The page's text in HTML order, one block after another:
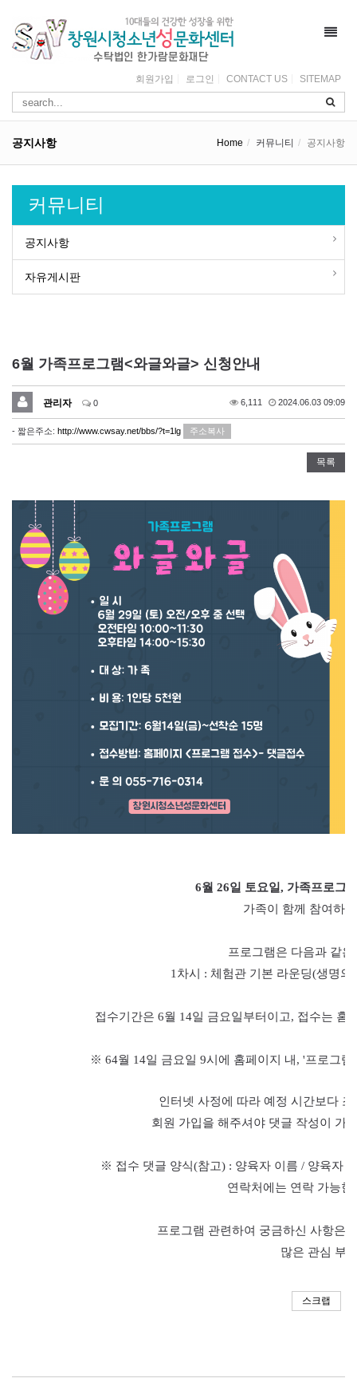
회원가입 로그인 CONTACT US SITEMAP
공지사항 Home 커뮤니티 공지사항
커뮤니티
공지사항
자유게시판
6월 가족프로그램<와글와글> 신청안내
관리자 0 6,111 2024.06.03 09:09
- 짧은주소: http://www.cwsay.net/bbs/?t=1lg 주소복사
목록
6월 26일 토요일, 가족프로그
가족이 함께 참여하
프로그램은 다음과 같
1 차시 : 체험관 기본 라운딩(생명의
접수기간은 6월 14일 금요일부터이고, 접수는 홈
※ 64월 14일 금요일9시에 홈페이지 내 , '프로그램
인터넷 사정에 따라 예정 시간보다
회원 가입을 해주셔야 댓글 작성이 가
※ 접수 댓글 양식(참고) : 양육자 이름/ 양육자
연락처에는 연락 가능
프로그램 관련하여 궁금하신 사항은
많은 관심 부
스크랩